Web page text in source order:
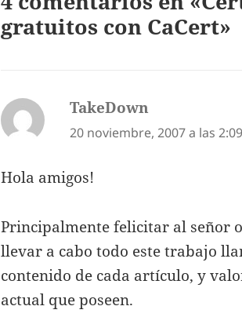
gratuitos con CaCert»
TakeDown
20 noviembre, 2007 a las
Hola amigos!
Principalmente felicitar al señor
llevar a cabo todo este trabajo
contenido de cada artículo, y
actual que poseen.